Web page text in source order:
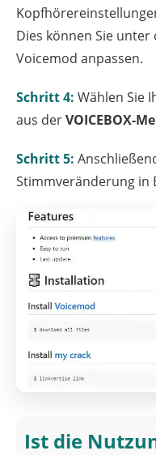
Dies können Sie
Voicemod anpassen.
Schritt 4: Wählen Sie
aus derVOICEBOX-
Schritt 5:
Stimmveränderung in
Ist die